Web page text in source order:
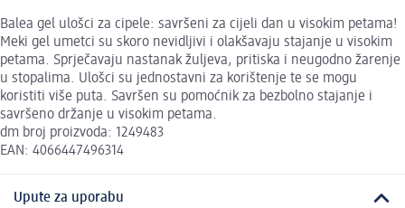
Balea gel ulošci za cipele: savršeni za cijeli dan u visokim petama!
Meki gel umetci su skoro nevidljivi i olakšavaju stajanje u visokim
petama. Sprječavaju nastanak žuljeva, pritiska i neugodno žarenje
u stopalima. Ulošci su jednostavni za korištenje te se mogu
koristiti više puta. Savršen su pomoćnik za bezbolno stajanje i
savršeno držanje u visokim petama.
dm broj proizvoda: 1249483
EAN: 4066447496314
Upute za uporabu